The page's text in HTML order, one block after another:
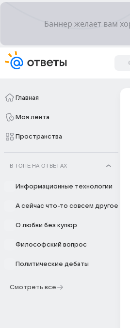
Главная
Моя лента
Пространства
В ТОПЕ НА ОТВЕТАХ
Информационные технологии
А сейчас что-то совсем другое
О любви без купюр
Философский вопрос
Политические дебаты
Смотреть все